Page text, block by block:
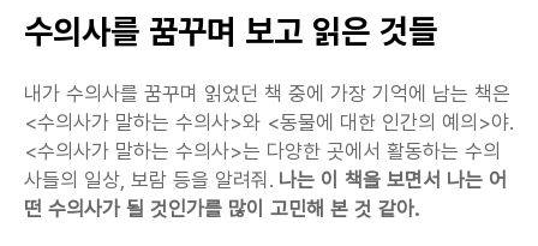
수의사를 꿈꾸며 보고 읽은 것들
내가 수의사를 꿈꾸며 읽었던 책 중에 가장 기억에 남는 책은
<수의사가 말하는 수의사>와 <동물에 대한 인간의 예의>야.
<수의사가 말하는 수의사>는 다양한 곳에서 활동하는 수의
사들의 일상, 보람 등을 알려줘. 나는 이 책을 보면서 나는 어
떤 수의사가 될 것인가를 많이 고민해 본 것 같아.